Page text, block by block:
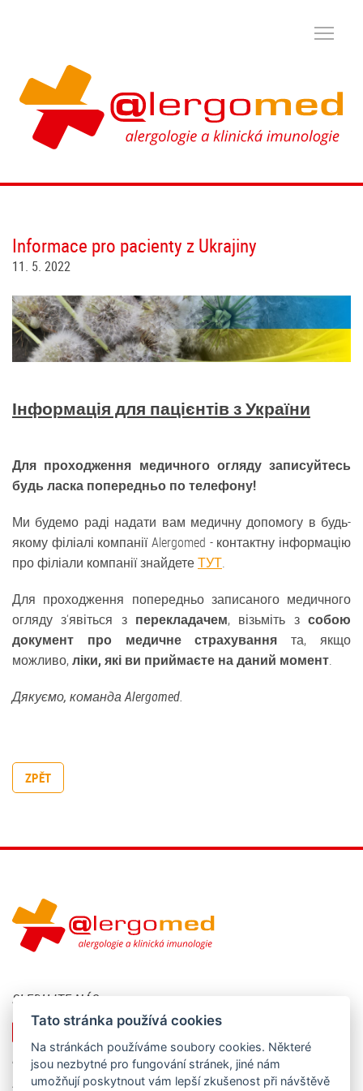
Informace pro pacienty z Ukrajiny
11. 5. 2022
Інформація для пацієнтів з України
Для проходження медичного огляду записуйтесь
будь ласка попередньо по телефону!
Ми будемо раді надати вам медичну допомогу в будь-
якому філіалі компанії Alergomed - контактну інформацію
про філіали компанії знайдетеТУТ.
Для проходження попередньо записаного медичного
огляду з‘явіться з перекладачем, візьміть з собою
документ про медичне страхування та, якщо
можливо, ліки, які ви приймаєте на даний момент.
Дякуємо, команда Alergomed.
ZPĚT
SLEDUJTE NÁS
KONTAKTUJTE NÁS
Alergomed s.r.o., nám. Svobody 527, 739 61 Třinec - Lyžbice
Tato stránka používá cookies
Na stránkách používáme soubory cookies. Některé
jsou nezbytné pro fungování stránek, jiné nám
umožňují poskytnout vám lepší zkušenost při návštěvě